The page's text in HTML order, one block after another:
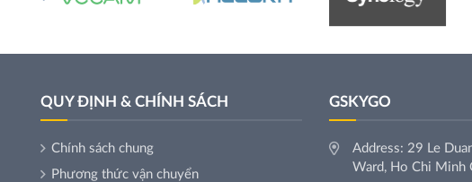
QUY ĐỊNH & CHÍNH SÁCH
Chính sách chung
Phương thức vận chuyển
GSKYGO
Address: 29 Le
Ward, Ho Chi Minh